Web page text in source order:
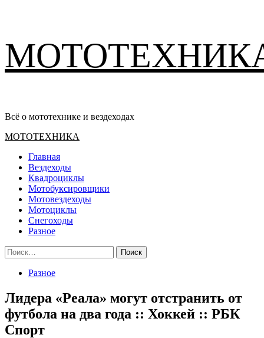
содержимому
Всё о мототехнике и вездеходах
Основное
МОТОТЕХНИКА
Главная
Вездеходы
Квадроциклы
Мотобуксировщики
Мотовездеходы
Мотоциклы
Снегоходы
Разное
Найти:
Разное
Лидера «Реала» могут отстранить от
футбола на два года :: Хоккей :: РБК
Спорт